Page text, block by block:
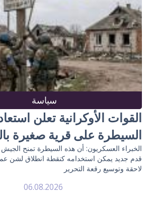
سياسة
القوات الأوكرانية تعلن
السيطرة على قرية صغيرة
الخبراء العسكريون: أن هذه السيطرة تمنح
قدم جديد يمكن استخدامه كنقطة انطلاق لشن
لاحقة وتوسيع رقعة التحرير
06.08.2026